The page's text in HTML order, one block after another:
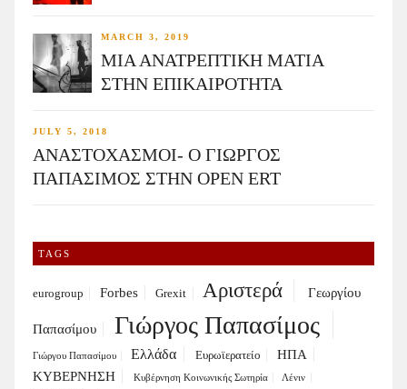
MARCH 3, 2019
ΜΙΑ ΑΝΑΤΡΕΠΤΙΚΗ ΜΑΤΙΑ
ΣΤΗΝ ΕΠΙΚΑΙΡΟΤΗΤΑ
JULY 5, 2018
ΑΝΑΣΤΟΧΑΣΜΟΙ- Ο ΓΙΩΡΓΟΣ
ΠΑΠΑΣΙΜΟΣ ΣΤΗΝ OPEN ERT
TAGS
eurogroup Forbes Grexit Αριστερά Γεωργίου
Παπασίμου Γιώργος Παπασίμος
Γιώργου Παπασίμου Ελλάδα Ευρωϊερατείο
ΗΠΑ
ΚΥΒΕΡΝΗΣΗ
Κυβέρνηση Κοινωνικής Σωτηρία Λένιν